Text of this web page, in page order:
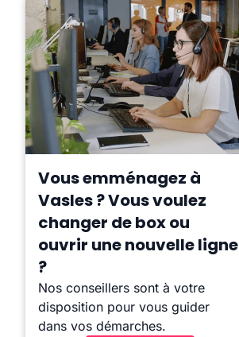
Vous emménagez à
Vasles ? Vous voulez
changer de box ou
ouvrir une nouvelle ligne
?
Nos conseillers sont à votre
disposition pour vous guider
dans vos démarches.